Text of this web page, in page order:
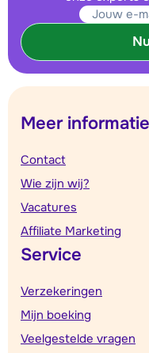
Meer informatie
Contact
Wie zijn wij?
Vacatures
Affiliate Marketing
Service
Verzekeringen
Mijn boeking
Veelgestelde vragen